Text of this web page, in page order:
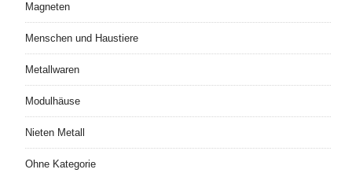
Magneten
Menschen und Haustiere
Metallwaren
Modulhäuse
Nieten Metall
Ohne Kategorie